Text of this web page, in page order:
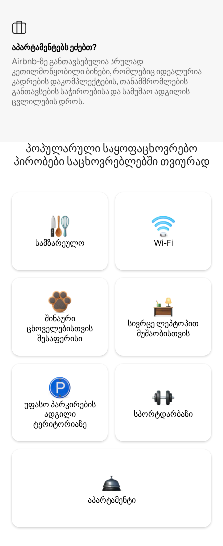
აპარტამენტებს ეძებთ?
Airbnb‑ზე განთავსებულია სრულად
კეთილმოწყობილი ბინები, რომლებიც იდეალურია
კადრების დაკომპლექტების, თანამშრომლების
განთავსების საჭიროებისა და სამუშაო ადგილის
ცვლილების დროს.
პოპულარული საყოფაცხოვრებო
პირობები საცხოვრებლებში თვიურად
სამზარეულო Wi-Fi
შინაური
ცხოველებისთვის
შესაფერისი
სივრცე ლეპტოპით
მუშაობისთვის
უფასო პარკირების
ადგილი
ტერიტორიაზე
სპორტდარბაზი
აპარტამენტი